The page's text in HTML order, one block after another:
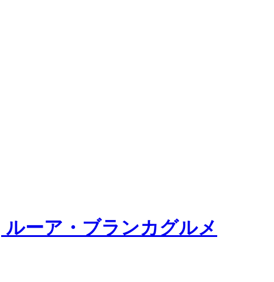
ルーア・ブランカグルメ